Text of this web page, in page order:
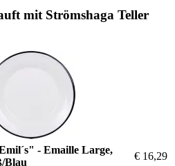
mit Strömshaga Teller
- Emaille Large,
Blau
€ 16,29